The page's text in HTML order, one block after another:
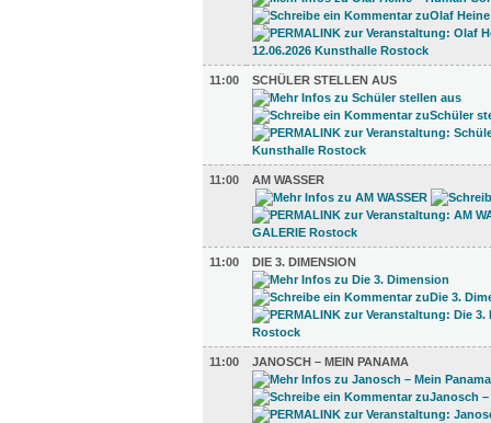
11:00 SCHÜLER STELLEN AUS
11:00 AM WASSER
11:00 DIE 3. DIMENSION
11:00 JANOSCH – MEIN PANAMA